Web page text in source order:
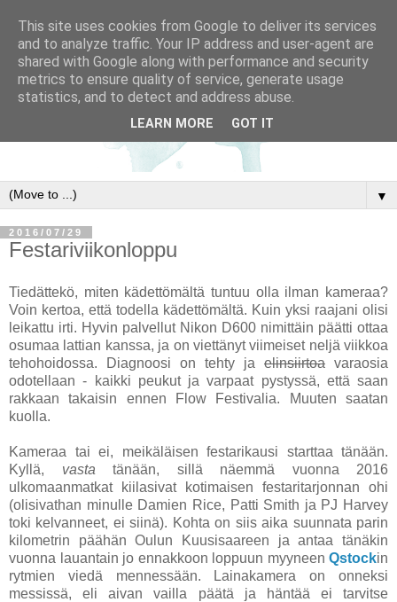
▼
2016/07/29
Festariviikonloppu
Tiedättekö, miten kädettömältä tuntuu olla ilman kameraa?
Voin kertoa, että todella kädettömältä. Kuin yksi raajani olisi
leikattu irti. Hyvin palvellut Nikon D600 nimittäin päätti ottaa
osumaa lattian kanssa, ja on viettänyt viimeiset neljä viikkoa
tehohoidossa. Diagnoosi on tehty ja elinsiirtoa varaosia
odotellaan - kaikki peukut ja varpaat pystyssä, että saan
rakkaan takaisin ennen Flow Festivalia. Muuten saatan
kuolla.
Kameraa tai ei, meikäläisen festarikausi starttaa tänään.
Kyllä, vasta tänään, sillä näemmä vuonna 2016
ulkomaanmatkat kiilasivat kotimaisen festaritarjonnan ohi
(olisivathan minulle Damien Rice, Patti Smith ja PJ Harvey
toki kelvanneet, ei siinä). Kohta on siis aika suunnata parin
kilometrin päähän Oulun Kuusisaareen ja antaa tänäkin
vuonna lauantain jo ennakkoon loppuun myyneen Qstockin
rytmien viedä mennessään. Lainakamera on onneksi
messissä, eli aivan vailla päätä ja häntää ei tarvitse
This site uses cookies from Google to deliver its services
and to analyze traffic. Your IP address and user-agent are
shared with Google along with performance and security
metrics to ensure quality of service, generate usage
statistics, and to detect and address abuse.
LEARN MORE GOT IT